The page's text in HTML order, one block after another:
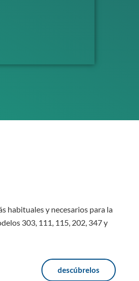
habituales y necesarios para la
303, 111, 115, 202, 347 y
descúbrelos